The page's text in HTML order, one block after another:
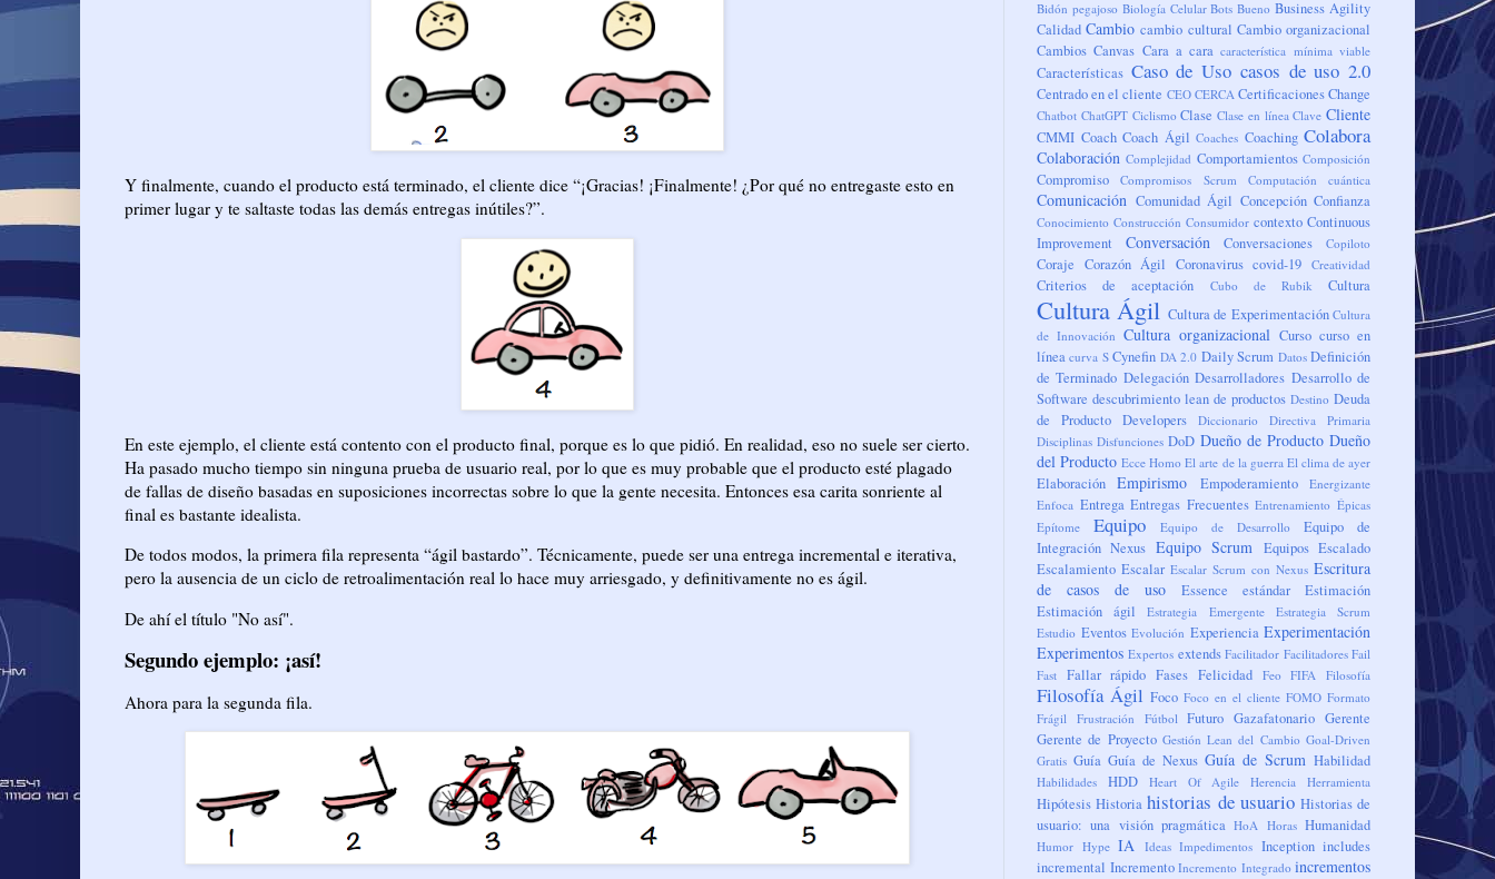
Y finalmente, cuando el producto está terminado, el cliente dice “¡Gracias! ¡Finalmente! ¿Por qué no entregaste esto en
primer lugar y te saltaste todas las demás entregas inútiles?”.
En este ejemplo, el cliente está contento con el producto final, porque es lo que pidió. En realidad, eso no suele ser cierto.
Ha pasado mucho tiempo sin ninguna prueba de usuario real, por lo que es muy probable que el producto esté plagado
de fallas de diseño basadas en suposiciones incorrectas sobre lo que la gente necesita. Entonces esa carita sonriente al
final es bastante idealista.
De todos modos, la primera fila representa “ágil bastardo”. Técnicamente, puede ser una entrega incremental e iterativa,
pero la ausencia de un ciclo de retroalimentación real lo hace muy arriesgado, y definitivamente no es ágil.
De ahí el título "No así".
Segundo ejemplo: ¡así!
Ahora para la segunda fila.
Bidón pegajoso Biología Celular Bots Bueno Business Agility
Calidad Cambio cambio cultural Cambio organizacional
Cambios Canvas Cara a cara característica mínima viable
Características Caso de Uso casos de uso 2.0
Centrado en el cliente CEO CERCA CertificacionesChange
Chatbot ChatGPT Ciclismo Clase Clase en línea Clave Cliente
CMMI Coach Coach Ágil Coaches Coaching Colabora
Colaboración Complejidad Comportamientos Composición
Compromiso Compromisos Scrum Computación cuántica
Comunicación Comunidad Ágil Concepción Confianza
Conocimiento Construcción Consumidor contexto Continuous
Improvement
Conversación Conversaciones Copiloto
Coraje Corazón Ágil Coronavirus covid-19 Creatividad
Criterios de aceptación Cubo de Rubik Cultura
Cultura Ágil Cultura de Experimentación Cultura
de Innovación Cultura organizacional Curso curso en
línea curva S Cynefin DA 2.0 Daily Scrum Datos Definición
de Terminado Delegación Desarrolladores Desarrollo de
Software descubrimiento lean de productos Destino Deuda
de Producto Developers Diccionario
Directiva Primaria
Disciplinas Disfunciones DoD Dueño de Producto Dueño
del Producto Ecce Homo El arte de la guerra El clima de ayer
Elaboración Empirismo Empoderamiento
Energizante
Enfoca Entrega Entregas Frecuentes Entrenamiento Épicas
Epítome
Equipo Equipo de Desarrollo
Equipo de
Integración Nexus Equipo Scrum Equipos Escalado
Escalamiento Escalar Escalar Scrum con Nexus Escritura
de casos de uso
Essence estándar
Estimación
Estimación ágil
Estrategia Emergente
Estrategia Scrum
Estudio Eventos Evolución Experiencia Experimentación
Experimentos Expertos extends Facilitador Facilitadores Fail
Fast Fallar rápido Fases Felicidad Feo FIFA Filosofía
Filosofía Ágil Foco Foco en el cliente FOMO Formato
Frágil Frustración Fútbol Futuro Gazafatonario Gerente
Gerente de Proyecto Gestión Lean del Cambio Goal-Driven
Gratis Guía Guía de Nexus Guía de Scrum Habilidad
Habilidades HDD Heart Of Agile Herencia Herramienta
Hipótesis Historia historias de usuario Historias de
usuario: una visión pragmática HoA Horas Humanidad
Humor Hype IA Ideas Impedimentos Inception includes
incremental Incremento Incremento Integrado incrementos